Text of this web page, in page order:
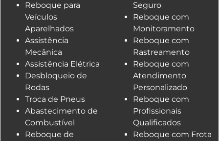
Reboque para
Veículos
Aparelhados
Assistência
Mecânica
Assistência Elétrica
Desbloqueio de
Rodas
Troca de Pneus
Abastecimento de
Combustível
Reboque de
Seguro
Reboque com
Monitoramento
Reboque com
Rastreamento
Reboque com
Atendimento
Personalizado
Reboque com
Profissionais
Qualificados
Reboque com Frota